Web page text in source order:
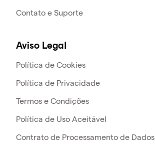
Contato e Suporte
Aviso Legal
Política de Cookies
Política de Privacidade
Termos e Condições
Política de Uso Aceitável
Contrato de Processamento de Dados